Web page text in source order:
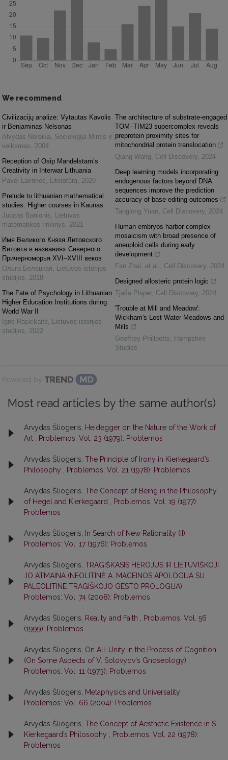
We recommend
Civilizacijų analizė: Vytautas Kavolis
ir Benjaminas Nelsonas
Alvydas Noreika
Sociologija Mintis ir
veiksmas
2004
Reception of Osip Mandelstam’s
Creativity in Interwar Lithuania
Pavel Lavrinec
Literatūra
2020
Prelude to lithuanian mathematical
studies: Higher courses in Kaunas
Juozas Banionis
Lietuvos
matematikos rinkinys
2021
Имя Великого Князя Литовского
Витовта в названиях Северного
Причерноморья XVI–XVIII веков
Ольга Белецкая
Lietuvos istorijos
studijos
2018
The Fate of Psychology in Lithuanian
Higher Education Institutions during
World War II
Ignė Rasickaitė Lietuvos istorijos
studijos
2022
The architecture of substrate-engaged
TOM–TIM23 supercomplex reveals
preprotein proximity sites for
mitochondrial protein translocation
Qiang Wang
Cell Discovery 2024
Deep learning models incorporating
endogenous factors beyond DNA
sequences improve the prediction
accuracy of base editing outcomes
Tanglong Yuan
Cell Discovery 2024
Human embryos harbor complex
mosaicism with broad presence of
aneuploid cells during early
development
Fan Zhai, et al.
Cell Discovery 2024
Designed allosteric protein logic
Tjaša Plaper, Cell Discovery 2024
'Trouble at Mill and Meadow':
Wickham's Lost Water Meadows and
Mills
Geoffrey Phillpotts
Hampshire
Studies
Powered by
Most read articles by the same author(s)
Arvydas Šliogeris, Heidegger on the Nature of the Work of
Art
Problemos: Vol. 23 (1979): Problemos
Arvydas Šliogeris, The Principle of Irony in Kierkegaard’s
Philosophy
Problemos: Vol. 21 (1978): Problemos
Arvydas Šliogeris, The Concept of Being in the Philosophy
of Hegel and Kierkegaard
Problemos: Vol. 19 (1977):
Problemos
Arvydas Šliogeris, In Search of New Rationality (II)
Problemos: Vol. 17 (1976): Problemos
Arvydas Šliogeris, TRAGIŠKASIS HEROJUS IR LIETUVIŠKOJI
JO ATMAINA (NEOLITINĖ A. MACEINOS APOLOGIJA SU
PALEOLITINE TRAGIŠKOJO GESTO PROLOGIJA)
Problemos: Vol. 74 (2008): Problemos
Arvydas Šliogeris, Reality and Faith
Problemos: Vol. 56
(1999): Problemos
Arvydas Šliogeris, On All-Unity in the Process of Cognition
(On Some Aspects of V. Solovyov's Gnoseology)
Problemos: Vol. 11 (1973): Problemos
Arvydas Šliogeris, Metaphysics and Universality
Problemos: Vol. 66 (2004): Problemos
Arvydas Šliogeris, The Concept of Aesthetic Existence in S.
Kierkegaard’s Philosophy
Problemos: Vol. 22 (1978):
Problemos